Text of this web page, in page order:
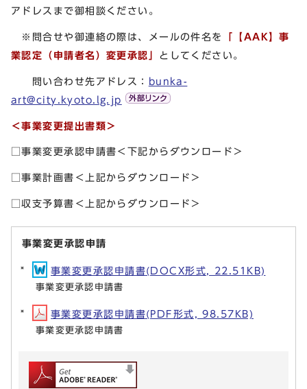
アドレスまで御相談ください。
※問合せや御連絡の際は、メールの件名を
「【AAK】事
業認定（申請者名）変更承認」 としてください。
問い合わせ先アドレス：
bunka-
art@city.kyoto.lg.jp
＜事業変更提出書類＞
□事業変更承認申請書＜下記からダウンロード＞
□事業計画書＜上記からダウンロード＞
□収支予算書＜上記からダウンロード＞
事業変更承認申請
事業変更承認申請書(DOCX形式, 22.51KB)
事業変更承認申請書
事業変更承認申請書(PDF形式, 98.57KB)
事業変更承認申請書